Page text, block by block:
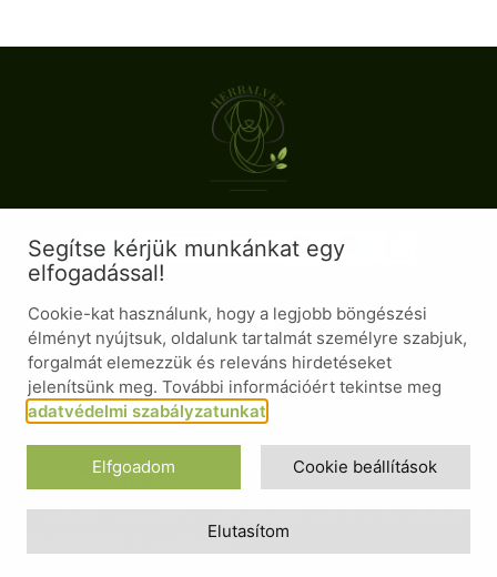
Bio Garancia Tanusítvány
A HerbalVet gyógygomba termékcsalád gyártói és kereskedelmi
is rendelkezik.
Segítse kérjük munkánkat egy
elfogadással!
Cookie-kat használunk, hogy a legjobb böngészési
élményt nyújtsuk, oldalunk tartalmát személyre szabjuk,
forgalmát elemezzük és releváns hirdetéseket
jelenítsünk meg. További információért tekintse meg
adatvédelmi szabályzatunkat
Elfgoadom Cookie beállítások
Elutasítom